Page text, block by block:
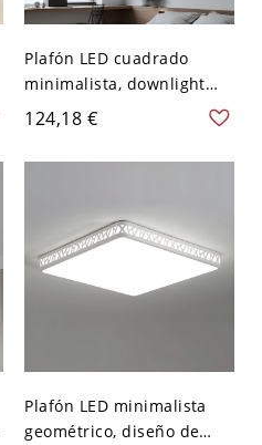
Plafón LED cuadrado
minimalista, downlight
cúbico de aluminio para
pasillo y entrada - 7,62 cm
Negro Blanco 110 A 120 V
124,18 €
Plafón LED minimalista
geométrico, diseño de